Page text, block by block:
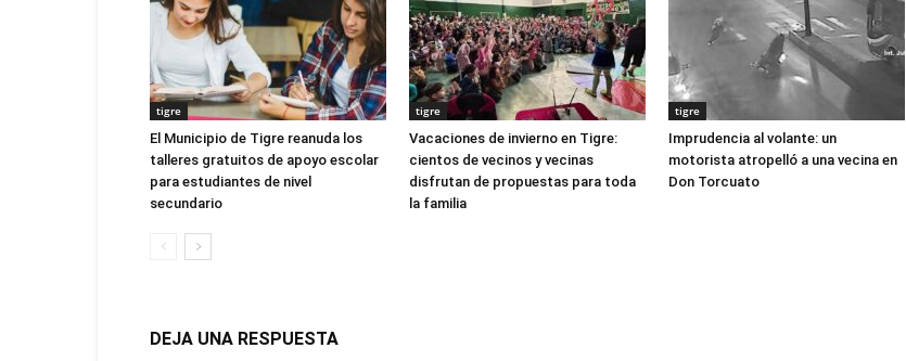
tigre
El Municipio de Tigre reanuda los
talleres gratuitos de apoyo escolar
para estudiantes de nivel
secundario
tigre
Vacaciones de invierno en Tigre:
cientos de vecinos y vecinas
disfrutan de propuestas para toda
la familia
tigre
Imprudencia al volante: un
motorista atropelló a una vecina en
Don Torcuato
DEJA UNA RESPUESTA